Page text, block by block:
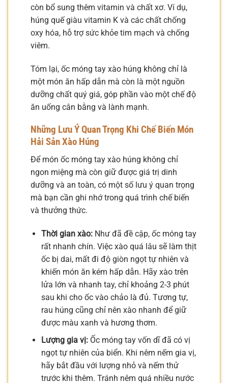
còn bổ sung thêm vitamin và chất xơ. Ví dụ,
húng quế giàu vitamin K và các chất chống
oxy hóa, hỗ trợ sức khỏe tim mạch và chống
viêm.
Tóm lại, ốc móng tay xào húng không chỉ là
một món ăn hấp dẫn mà còn là một nguồn
dưỡng chất quý giá, góp phần vào một chế độ
ăn uống cân bằng và lành mạnh.
Những Lưu Ý Quan Trọng Khi Chế Biến Món
Hải Sản Xào Húng
Để món ốc móng tay xào húng không chỉ
ngon miệng mà còn giữ được giá trị dinh
dưỡng và an toàn, có một số lưu ý quan trọng
mà bạn cần ghi nhớ trong quá trình chế biến
và thưởng thức.
Thời gian xào:Như đã đề cập, ốc móng tay
rất nhanh chín. Việc xào quá lâu sẽ làm thịt
ốc bị dai, mất đi độ giòn ngọt tự nhiên và
khiến món ăn kém hấp dẫn. Hãy xào trên
lửa lớn và nhanh tay, chỉ khoảng 2-3 phút
sau khi cho ốc vào chảo là đủ. Tương tự,
rau húng cũng chỉ nên xào nhanh để giữ
được màu xanh và hương thơm.
Lượng gia vị:Ốc móng tay vốn dĩ đã có vị
ngọt tự nhiên của biển. Khi nêm nếm gia vị,
hãy bắt đầu với lượng nhỏ và nếm thử
trước khi thêm. Tránh nêm quá nhiều nước